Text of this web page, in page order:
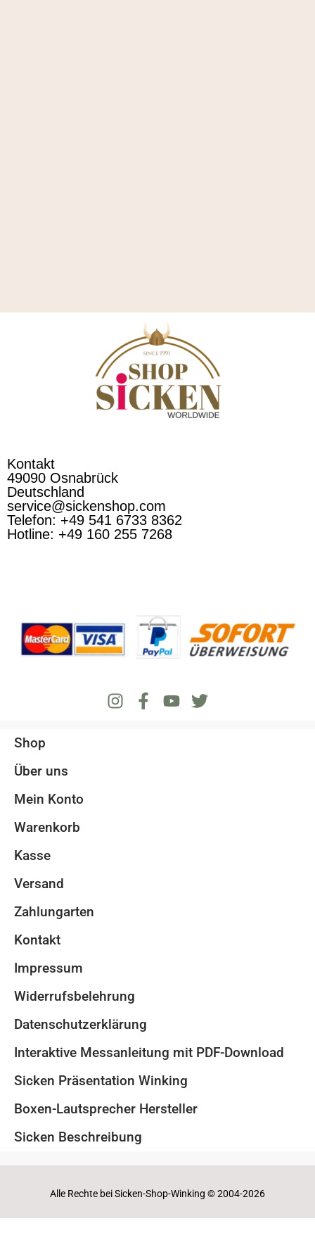
Kontakt
49090 Osnabrück
Deutschland
service@sickenshop.com
Telefon: +49 541 6733 8362
Hotline: +49 160 255 7268
Shop
Über uns
Mein Konto
Warenkorb
Kasse
Versand
Zahlungarten
Kontakt
Impressum
Widerrufsbelehrung
Datenschutzerklärung
Interaktive Messanleitung mit PDF-Download
Sicken Präsentation Winking
Boxen-Lautsprecher Hersteller
Sicken Beschreibung
Alle Rechte bei Sicken-Shop-Winking © 2004-2026